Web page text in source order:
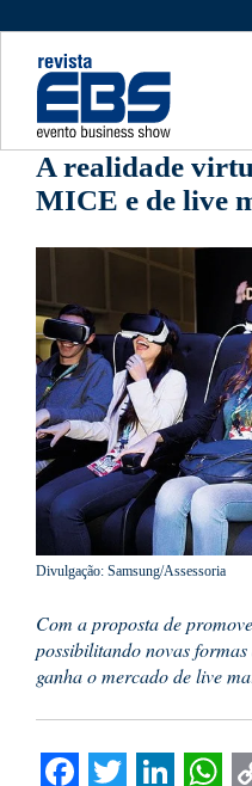
A realidade
MICE e de live
Divulgação: Samsung/Assessoria
Com a proposta de
possibilitando novas
ganha o mercado de live